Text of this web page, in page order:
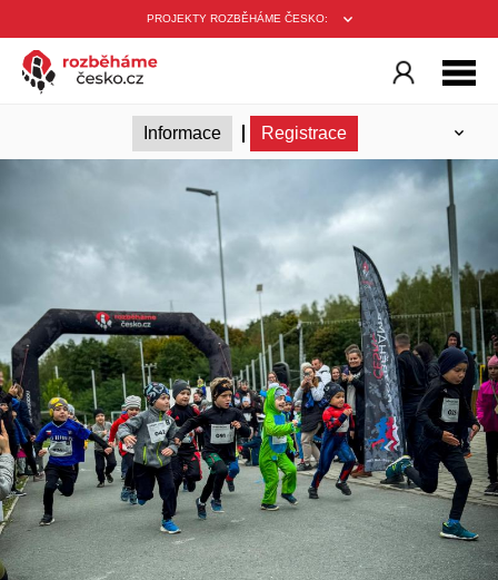
PROJEKTY ROZBĚHÁME ČESKO:
Informace Registrace
Výsledky
Podmínky